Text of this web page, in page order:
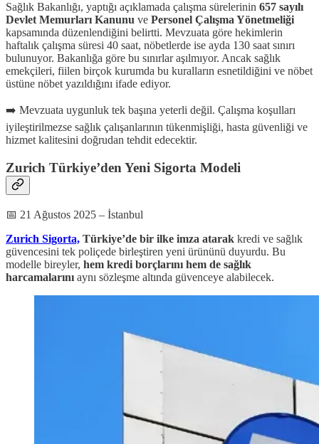
Sağlık Bakanlığı, yaptığı açıklamada çalışma sürelerinin 657 sayılı
Devlet Memurları Kanunu ve Personel Çalışma Yönetmeliği
kapsamında düzenlendiğini belirtti. Mevzuata göre hekimlerin
haftalık çalışma süresi 40 saat, nöbetlerde ise ayda 130 saat sınırı
bulunuyor. Bakanlığa göre bu sınırlar aşılmıyor. Ancak sağlık
emekçileri, fiilen birçok kurumda bu kuralların esnetildiğini ve nöbet
üstüne nöbet yazıldığını ifade ediyor.
➡️ Mevzuata uygunluk tek başına yeterli değil. Çalışma koşulları
iyileştirilmezse sağlık çalışanlarının tükenmişliği, hasta güvenliği ve
hizmet kalitesini doğrudan tehdit edecektir.
Zurich Türkiye’den Yeni Sigorta Modeli
📅 21 Ağustos 2025 – İstanbul
Zurich Sigorta, Türkiye’de bir ilke imza atarak kredi ve sağlık
güvencesini tek poliçede birleştiren yeni ürününü duyurdu. Bu
modelle bireyler, hem kredi borçlarını hem de sağlık
harcamalarını aynı sözleşme altında güvenceye alabilecek.